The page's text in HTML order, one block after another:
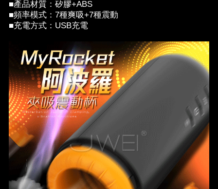
■產品材質：矽膠+ABS
■頻率模式：7種爽吸+7種震動
■充電方式：USB充電